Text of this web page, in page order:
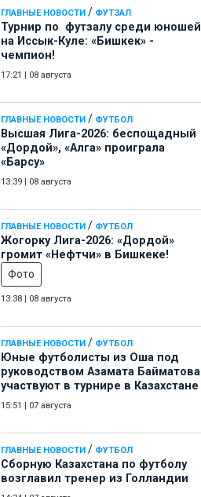
ГЛАВНЫЕ НОВОСТИ / ФУТЗАЛ
Турнир по футзалу среди юношей
на Иссык-Куле: «Бишкек» -
чемпион!
17:21 08 августа
ГЛАВНЫЕ НОВОСТИ / ФУТБОЛ
Высшая Лига-2026: беспощадный
«Дордой», «Алга» проиграла
«Барсу»
13:39 08 августа
ГЛАВНЫЕ НОВОСТИ / ФУТБОЛ
Жогорку Лига-2026: «Дордой»
громит «Нефтчи» в Бишкеке!
Фото
13:38 08 августа
ГЛАВНЫЕ НОВОСТИ / ФУТБОЛ
Юные футболисты из Оша под
руководством Азамата Байматова
участвуют в турнире в Казахстане
15:51 07 августа
ГЛАВНЫЕ НОВОСТИ / ФУТБОЛ
Сборную Казахстана по футболу
возглавил тренер из Голландии